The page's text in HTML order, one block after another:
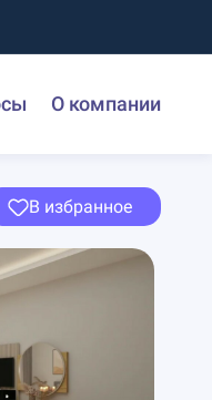
О компании
В избранное